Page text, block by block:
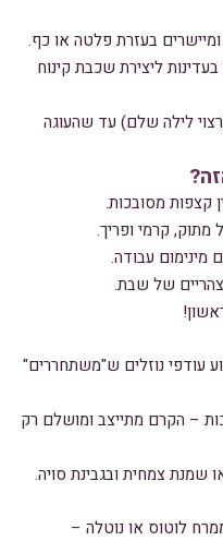
ומיישרים בעזרת פלטה או כף.
בעדינות ליצירת שכבת קינוח
לילה שלם) עד שהעוגה
קצפות מסובכות.
קרמי ופריך.
מינימום עבודה.
של שבת.
עודפי נוזלים ש"משתחררים"
– הקרם מתייצב ומושלם רק
שמנת צמחית ובגבינת סויה.
לוטוס או נוטלה –